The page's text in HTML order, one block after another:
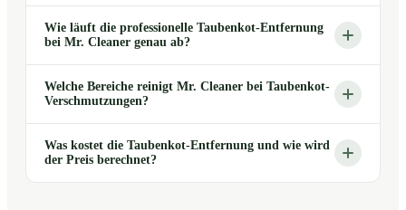
Wie läuft die professionelle Taubenkot-Entfernung
bei Mr. Cleaner genau ab?
Welche Bereiche reinigt Mr. Cleaner bei Taubenkot-
Verschmutzungen?
Was kostet die Taubenkot-Entfernung und wie wird
der Preis berechnet?